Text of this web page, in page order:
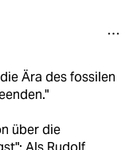
Ära des fossilen
über die